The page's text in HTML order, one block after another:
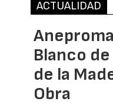
ACTUALIDAD
Blanco
de la
Obra